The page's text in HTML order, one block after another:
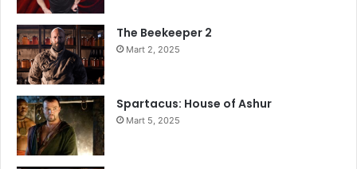
The Beekeeper 2
Mart 2, 2025
Spartacus: House of Ashur
Mart 5, 2025